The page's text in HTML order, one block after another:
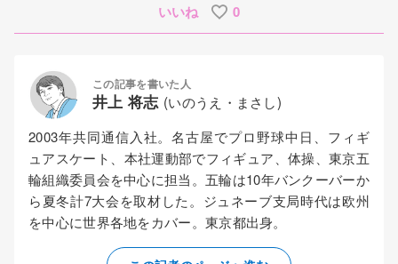
いいね 0
この記事を書いた人
井上 将志 (いのうえ・まさし)
2003年共同通信入社。名古屋でプロ野球中日、フィギ
ュアスケート、本社運動部でフィギュア、体操、東京五
輪組織委員会を中心に担当。五輪は10年バンクーバーか
ら夏冬計7大会を取材した。ジュネーブ支局時代は欧州
を中心に世界各地をカバー。東京都出身。